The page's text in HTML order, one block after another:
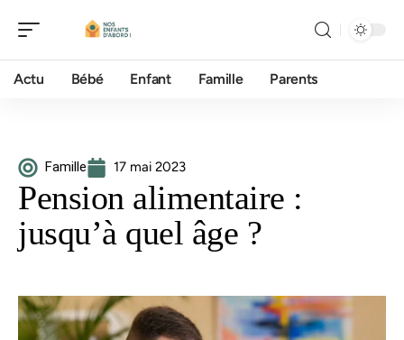
Actu Bébé Enfant Famille Parents
Famille 17 mai 2023
Pension alimentaire :
jusqu’à quel âge ?